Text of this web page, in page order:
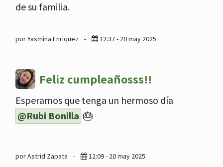
de su familia.
por Yasmina Enriquez - 12:37 - 20 may 2025
Feliz cumpleañosss!!
Esperamos que tenga un hermoso día
@Rubi Bonilla 🎂
por Astrid Zapata - 12:09 - 20 may 2025